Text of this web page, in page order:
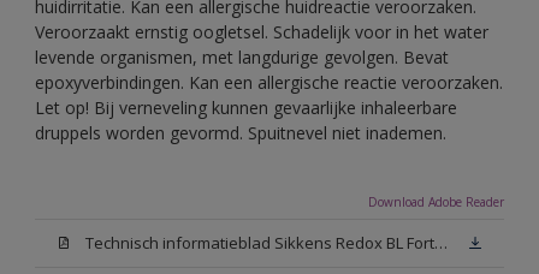
huidirritatie. Kan een allergische huidreactie veroorzaken.
Veroorzaakt ernstig oogletsel. Schadelijk voor in het water
levende organismen, met langdurige gevolgen. Bevat
epoxyverbindingen. Kan een allergische reactie veroorzaken.
Let op! Bij verneveling kunnen gevaarlijke inhaleerbare
druppels worden gevormd. Spuitnevel niet inademen.
Download Adobe Reader
Technisch informatieblad Sikkens Redox BL Forte (PDF)